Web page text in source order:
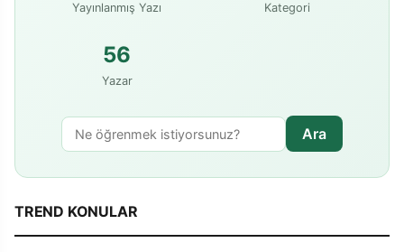
Yayınlanmış Yazı Kategori
56
Yazar
Ara
TREND KONULAR